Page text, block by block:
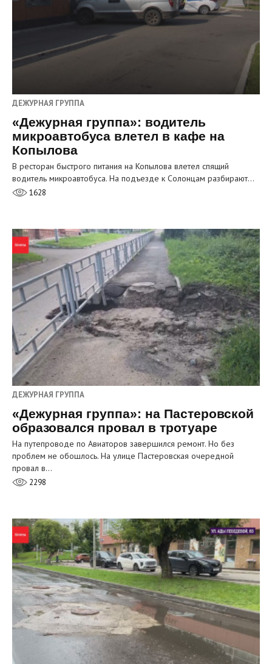
ДЕЖУРНАЯ ГРУППА
«Дежурная группа»: водитель
микроавтобуса влетел в кафе на
Копылова
В ресторан быстрого питания на Копылова влетел спящий
водитель микроавтобуса. На подъезде к Солонцам разбирают…
1628
ДЕЖУРНАЯ ГРУППА
«Дежурная группа»: на Пастеровской
образовался провал в тротуаре
На путепроводе по Авиаторов завершился ремонт. Но без
проблем не обошлось. На улице Пастеровская очередной
провал в…
2298